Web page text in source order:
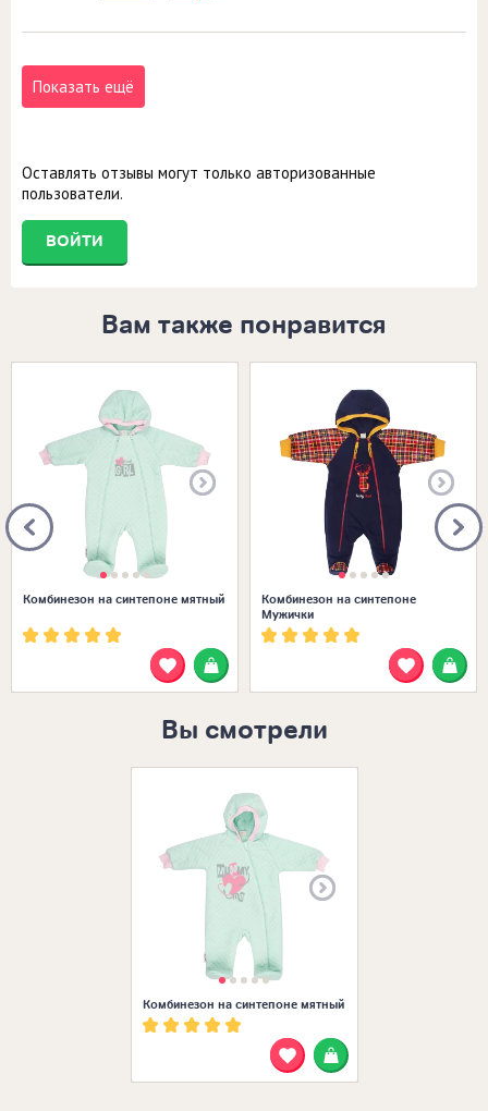
Показать ещё
Оставлять отзывы могут только авторизованные
пользователи.
ВОЙТИ
Вам также понравится
Комбинезон на синтепоне мятный
Комбинезон на синтепоне
Мужички
Вы смотрели
Комбинезон на синтепоне мятный